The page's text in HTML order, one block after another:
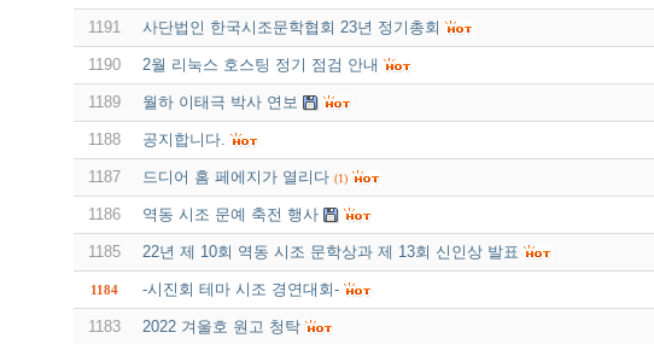
1191 사단법인 한국시조문학협회 23년 정기총회
1190 2월 리눅스 호스팅 정기 점검 안내
1189 월하 이태극 박사 연보
1188 공지합니다.
1187 드디어 홈 페에지가 열리다 (1)
1186 역동 시조 문예 축전 행사
1185 22년 제 10회 역동 시조 문학상과 제 13회 신인상 발표
1184 -시진회 테마 시조 경연대회-
1183 2022 겨울호 원고 청탁